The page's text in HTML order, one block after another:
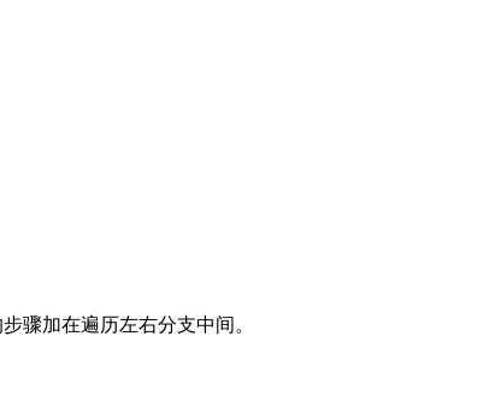
骤加在遍历左右分支中间。